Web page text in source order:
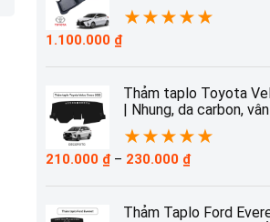
★★★★★
1.100.000 ₫
Thảm taplo Toyota
| Nhung, da carbon,
★★★★★
210.000 ₫ – 230.000 ₫Khoảng
từ
210.000 ₫
Thảm Taplo Ford